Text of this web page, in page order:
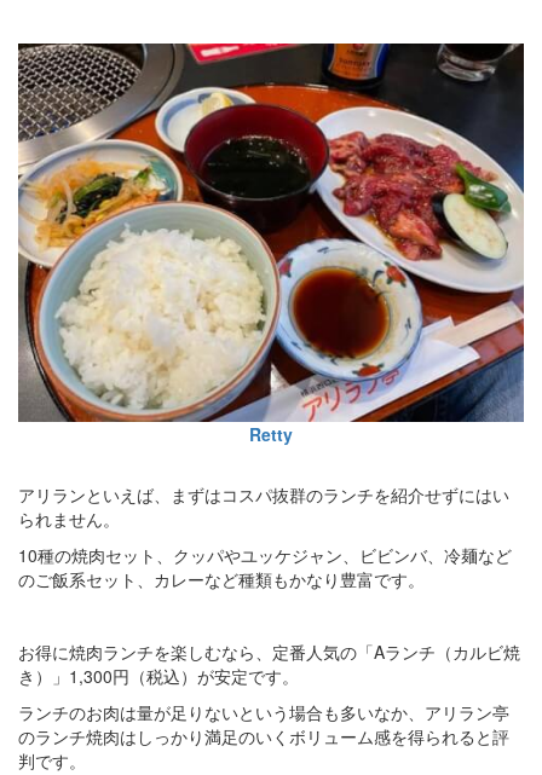
Retty
アリランといえば、まずはコスパ抜群のランチを紹介せずにはい
られません。
10種の焼肉セット、クッパやユッケジャン、ビビンバ、冷麺など
のご飯系セット、カレーなど種類もかなり豊富です。
お得に焼肉ランチを楽しむなら、定番人気の「Aランチ（カルビ焼
き）」1,300円（税込）が安定です。
ランチのお肉は量が足りないという場合も多いなか、アリラン亭
のランチ焼肉はしっかり満足のいくボリューム感を得られると評
判です。